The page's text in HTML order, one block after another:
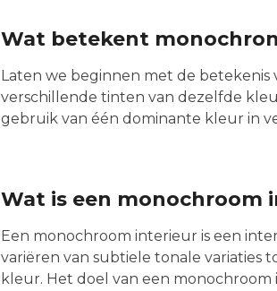
Wat betekent
Laten we beginnen met de
verschillende tinten van dezelfde
gebruik van één dominante kleur in
Wat is een monochroom
Een monochroom interieur is een
variëren van subtiele tonale variaties
kleur. Het doel van een